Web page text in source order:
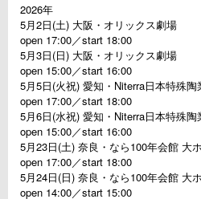
2026年
5月2日(土) 大阪・オリックス劇場
open 17:00／start 18:00
5月3日(日) 大阪・オリックス劇場
open 15:00／start 16:00
5月5日(火祝) 愛知・Niterra日本特殊
open 17:00／start 18:00
5月6日(水祝) 愛知・Niterra日本特殊
open 15:00／start 16:00
5月23日(土) 奈良・なら100年会館 大
open 17:00／start 18:00
5月24日(日) 奈良・なら100年会館 大
open 14:00／start 15:00